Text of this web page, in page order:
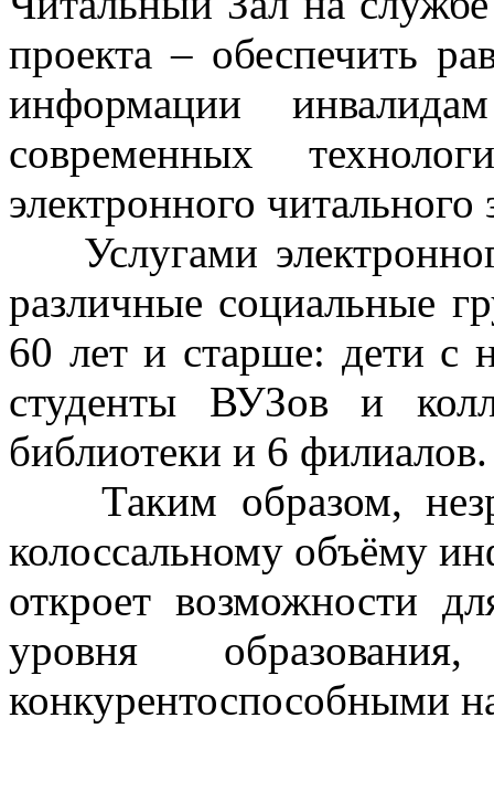
проекта – обеспечить
информации
современных
электронного
Услугами
различные социальные
60 лет и старше: дети с
студенты ВУЗов и
библиотеки и 6 филиалов.
Таким образом,
колоссальному объёму
откроет возможности
уровня
конкурентоспособными